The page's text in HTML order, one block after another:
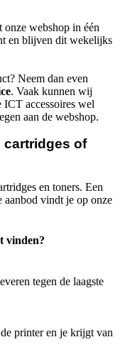
onze webshop in één
en blijven dit wekelijks
Neem dan even
. Vaak kunnen wij
ICT accessoires wel
aan de webshop.
cartridges of
en toners. Een
aanbod vindt je op onze
vinden?
tegen de laagste
printer en je krijgt van